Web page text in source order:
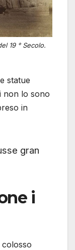
19 ° Secolo.
statue
non lo sono
in
gran
i